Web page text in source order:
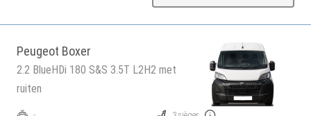
Peugeot Boxer
2.2 BlueHDi 180 S&S 3.5T L2H2 met
ruiten